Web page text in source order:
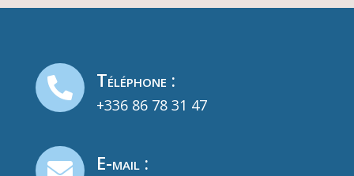
 Téléphone :
+336 86 78 31 47
 E-mail :